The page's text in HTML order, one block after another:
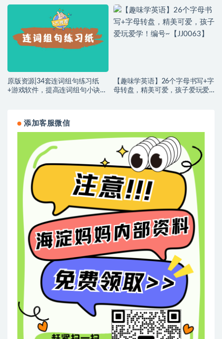
孩子爱上英语！
sentences》强势来袭，可打印整
理成册，单词，句子，进阶练
习！非常好用！编号【YA0105】
原版资源|34套连词组句练习纸
+游戏软件，提高连词组句小诀
【趣味学英语】26个字母书写+字
母转盘，精美可爱，孩子爱玩爱
添加客服微信